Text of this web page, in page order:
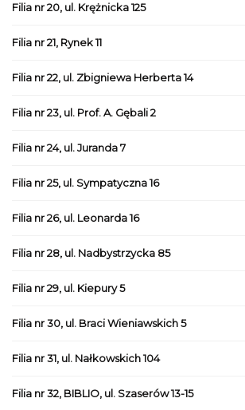
Filia nr 20, ul. Krężnicka 125
Filia nr 21, Rynek 11
Filia nr 22, ul. Zbigniewa Herberta 14
Filia nr 23, ul. Prof. A. Gębali 2
Filia nr 24, ul. Juranda 7
Filia nr 25, ul. Sympatyczna 16
Filia nr 26, ul. Leonarda 16
Filia nr 28, ul. Nadbystrzycka 85
Filia nr 29, ul. Kiepury 5
Filia nr 30, ul. Braci Wieniawskich 5
Filia nr 31, ul. Nałkowskich 104
Filia nr 32, BIBLIO, ul. Szaserów 13-15